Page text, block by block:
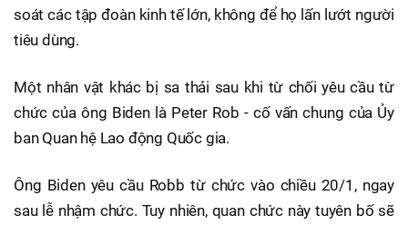
soát các tập đoàn kinh tế lớn, không để họ lấn lướt người
tiêu dùng.
Một nhân vật khác bị sa thải sau khi từ chối yêu cầu từ
chức của ông Biden là Peter Rob - cố vấn chung của Ủy
ban Quan hệ Lao động Quốc gia.
Ông Biden yêu cầu Robb từ chức vào chiều 20/1, ngay
sau lễ nhậm chức. Tuy nhiên, quan chức này tuyên bố sẽ